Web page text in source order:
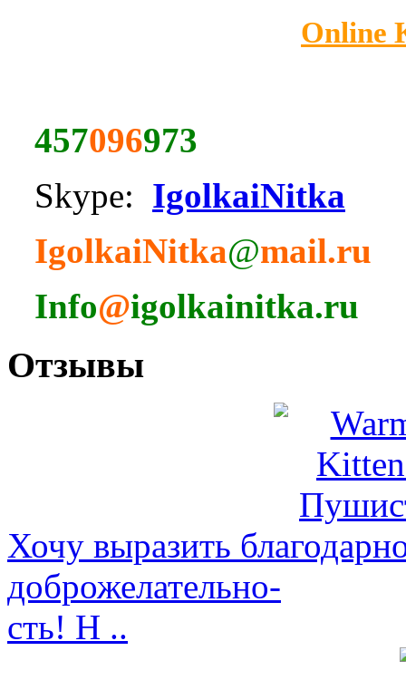
Online
457096973
Skype: IgolkaiNitka
IgolkaiNitka@mail.ru
Info@igolkainitka.ru
Отзывы
Хочу выразить
доброжелательно-
сть! Н ..